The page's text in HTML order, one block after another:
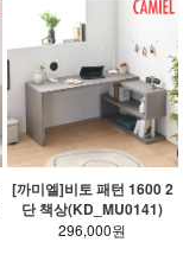
[까미엘]비토 패턴 1600 2
단 책상(KD_MU0141)
296,000원